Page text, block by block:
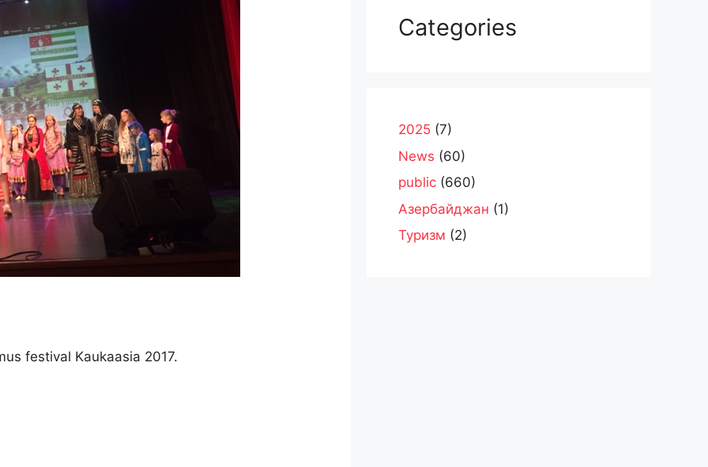
festival Kaukaasia 2017.
Categories
2025 (7)
News (60)
public (660)
Азербайджан (1)
Туризм (2)